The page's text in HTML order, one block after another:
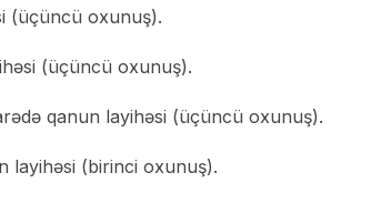
(üçüncü oxunuş).
(üçüncü oxunuş).
qanun layihəsi (üçüncü oxunuş).
layihəsi (birinci oxunuş).